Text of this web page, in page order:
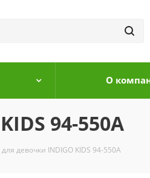
О
94-550A
девочки INDIGO KIDS 94-550A